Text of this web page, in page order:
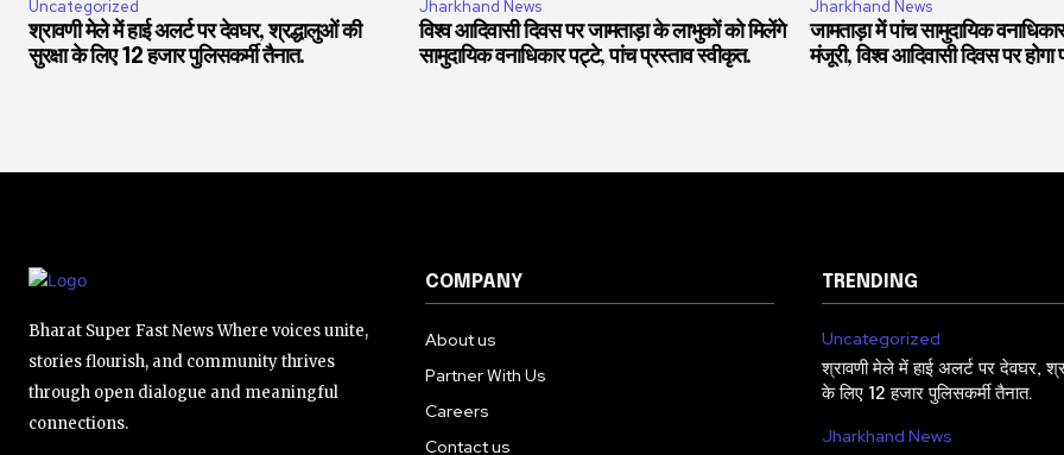
Uncategorized
श्रावणी मेले में हाई अलर्ट पर देवघर, श्रद्धालुओं की
सुरक्षा के लिए 12 हजार पुलिसकर्मी तैनात.
Jharkhand News
विश्व आदिवासी दिवस पर जामताड़ा के लाभुकों को मिलेंगे
सामुदायिक वनाधिकार पट्टे, पांच प्रस्ताव स्वीकृत.
Jharkhand News
जामताड़ा में पांच सामुदायिक
मंजूरी, विश्व आदिवासी दिवस पर होगा
Bharat Super Fast News Where voices unite,
stories flourish, and community thrives
through open dialogue and meaningful
connections.
COMPANY
About us
Partner With Us
Careers
Contact us
TRENDING
Uncategorized
श्रावणी मेले में हाई अलर्ट पर देवघर,
के लिए 12 हजार पुलिसकर्मी तैनात.
Jharkhand News